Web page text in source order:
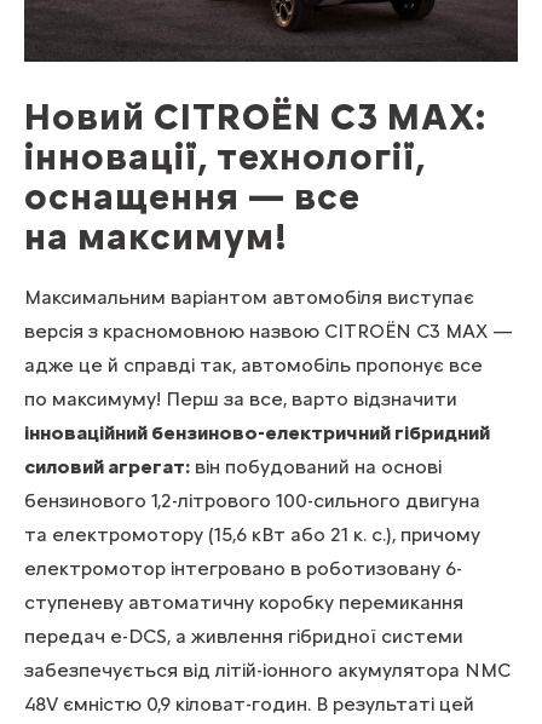
Новий CITROЁN C3 MAX:
інновації, технології,
оснащення — все
на максимум!
Максимальним варіантом автомобіля виступає
версія з красномовною назвою CITROЁN C3 MAX —
адже це й справді так, автомобіль пропонує все
по максимуму! Перш за все, варто відзначити
інноваційний бензиново-електричний гібридний
силовий агрегат: він побудований на основі
бензинового 1,2-літрового 100-сильного двигуна
та електромотору (15,6 кВт або 21 к. с.), причому
електромотор інтегровано в роботизовану 6-
ступеневу автоматичну коробку перемикання
передач e-DCS, а живлення гібридної системи
забезпечується від літій-іонного акумулятора NMC
48V ємністю 0,9 кіловат-годин. В результаті цей